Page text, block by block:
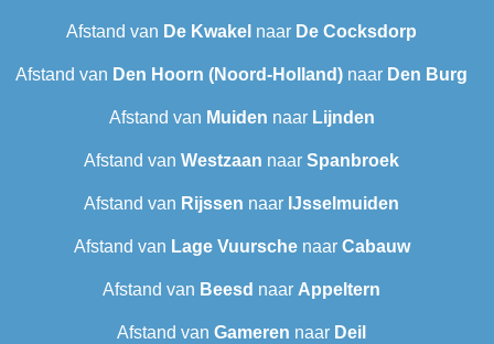
Afstand van De Kwakel naar De Cocksdorp
Afstand van Den Hoorn (Noord-Holland) naar Den Burg
Afstand van Muiden naar Lijnden
Afstand van Westzaan naar Spanbroek
Afstand van Rijssen naar IJsselmuiden
Afstand van Lage Vuurschenaar Cabauw
Afstand van Beesd naar Appeltern
Afstand van Gameren naar Deil